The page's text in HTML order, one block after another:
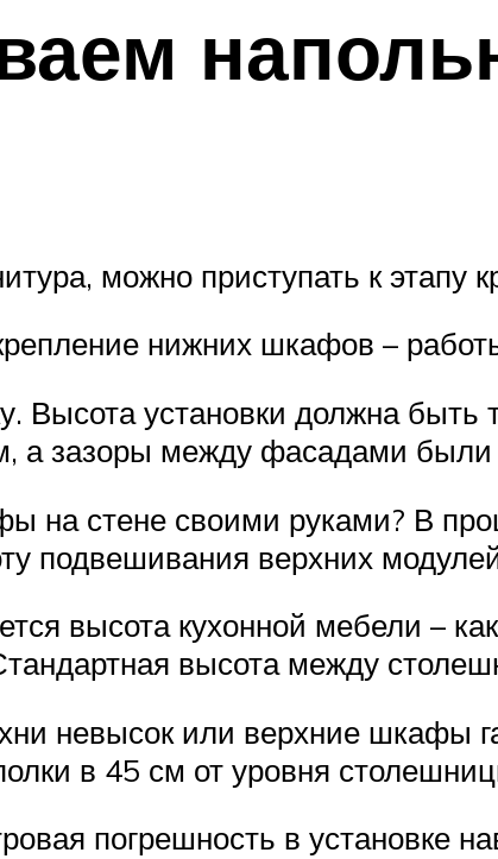
можно приступать к этапу
нижних шкафов –
Высота установки должна
а зазоры между фасадами
на стене своими руками? В
подвешивания верхних
высота кухонной мебели –
высота между
невысок или верхние шкафы
в 45 см от уровня
погрешность в установке